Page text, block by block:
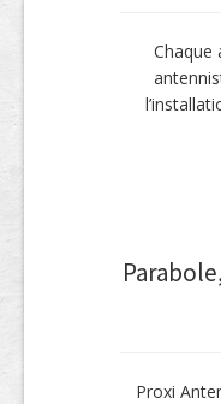
Chaque
Proxi